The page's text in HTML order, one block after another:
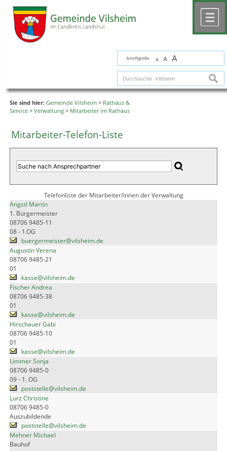
Schriftgröße A A A
Sie sind hier: Gemeinde Vilsheim > Rathaus &
Service > Verwaltung > Mitarbeiter im Rathaus
Mitarbeiter-Telefon-Liste
Telefonliste der Mitarbeiter/innen der Verwaltung
Angstl Martin
1. Bürgermeister
08706 9485-11
08 - 1.OG
buergermeister@vilsheim.de
Augustin Verena
08706 9485-21
01
kasse@vilsheim.de
Fischer Andrea
08706 9485-38
01
kasse@vilsheim.de
Hirschauer Gabi
08706 9485-10
01
kasse@vilsheim.de
Limmer Sonja
08706 9485-0
09 - 1. OG
poststelle@vilsheim.de
Lurz Christine
08706 9485-0
Auszubildende
poststelle@vilsheim.de
Mehner Michael
Bauhof